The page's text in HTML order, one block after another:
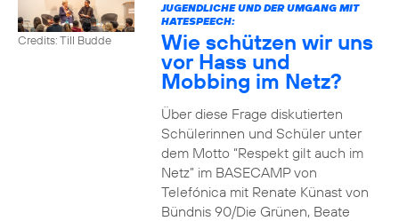
Credits: Till Budde
JUGENDLICHE UND DER UMGANG MIT
HATESPEECH:
Wie schützen wir uns
vor Hass und
Mobbing im Netz?
Über diese Frage diskutierten
Schülerinnen und Schüler unter
dem Motto “Respekt gilt auch im
Netz” im BASECAMP von
Telefónica mit Renate Künast von
Bündnis 90/Die Grünen, Beate